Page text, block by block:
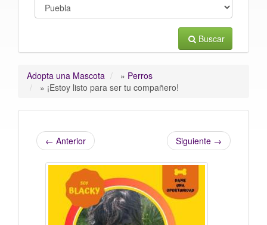
Buscar
Adopta una Mascota » Perros
» ¡Estoy listo para ser tu compañero!
← Anterior Siguiente →